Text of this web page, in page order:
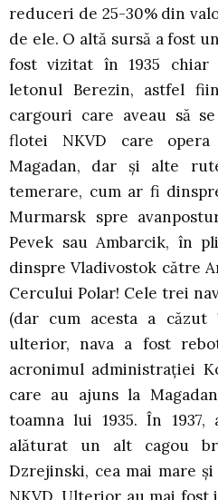
reduceri de 25-30% din
de ele. O altă sursă a fost
fost vizitat în 1935 chiar
letonul Berezin, astfel
cargouri care aveau să
flotei NKVD care
Magadan, dar şi alte
temerare, cum ar fi
Murmarsk spre
Pevek sau Ambarcik, în
dinspre Vladivostok către
Cercului Polar! Cele trei
(dar cum acesta a
ulterior, nava a fost
acronimul administraţiei
care au ajuns la
toamna lui 1935. În
alăturat un alt cagou
Dzrejinski, cea mai mare